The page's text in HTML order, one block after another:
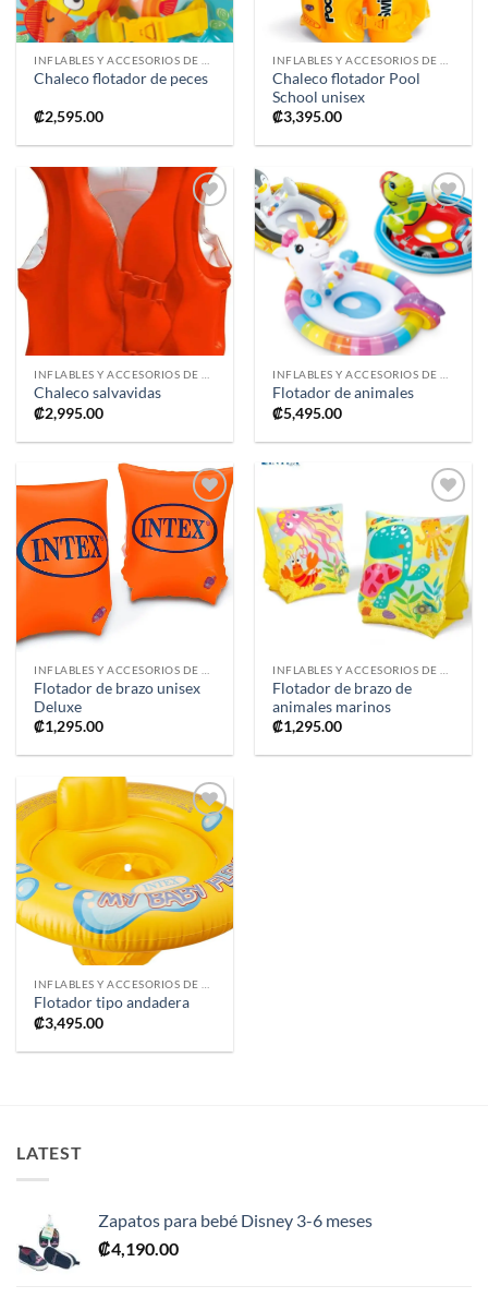
Chaleco flotador de peces
₡2,595.00
Chaleco flotador Pool
School unisex
₡3,395.00
Añadir
a la
lista de
deseos
Chaleco salvavidas
₡2,995.00
Añadir
a la
lista de
deseos
Flotador de animales
₡5,495.00
Añadir
a la
lista de
Flotador de brazo unisex
Deluxe
₡1,295.00
Añadir
a la
lista de
deseos
Flotador de brazo de
animales marinos
₡1,295.00
Añadir
a la
lista de
deseos
Flotador tipo andadera
₡3,495.00
LATEST
Zapatos para bebé Disney 3-6 meses
₡4,190.00